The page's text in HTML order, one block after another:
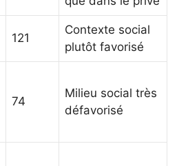
121
Contexte social
plutôt favorisé
74
Milieu social très
défavorisé